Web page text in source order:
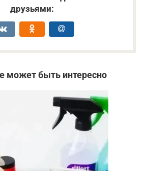
друзьями:
может быть интересно